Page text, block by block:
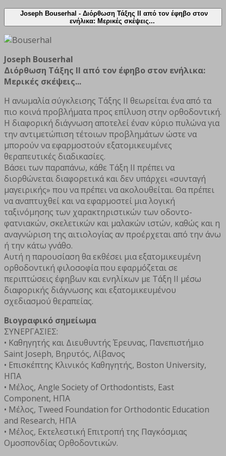
Joseph Bouserhal - Διόρθωση Τάξης ΙΙ από τον έφηβο στον
ενήλικα: Μερικές σκέψεις...
Joseph Bouserhal
Διόρθωση Τάξης ΙΙ από τον έφηβο στον ενήλικα:
Μερικές σκέψεις...
Η ανωμαλία σύγκλεισης Τάξης ΙΙ θεωρείται ένα από τα
πιο κοινά προβλήματα προς επίλυση στην ορθοδοντική.
Η διαφορική διάγνωση αποτελεί έναν κύριο πυλώνα για
την αντιμετώπιση τέτοιων προβλημάτων ώστε να
μπορούν να εφαρμoστούν εξατομικευμένες
θεραπευτικές διαδικασίες.
Βάσει των παραπάνω, κάθε Τάξη ΙΙ πρέπει να
διορθώνεται διαφορετικά και δεν υπάρχει «συνταγή
μαγειρικής» που να πρέπει να ακολουθείται. Θα πρέπει
να αναπτυχθεί και να εφαρμοστεί μια λογική
ταξινόμησης των χαρακτηριστικών των οδοντο-
φατνιακών, σκελετικών και μαλακών ιστών, καθώς και η
αναγνώριση της αιτιολογίας αν προέρχεται από την άνω
ή την κάτω γνάθο.
Αυτή η παρουσίαση θα εκθέσει μια εξατομικευμένη
ορθοδοντική φιλοσοφία που εφαρμόζεται σε
περιπτώσεις έφηβων και ενηλίκων με Τάξη ΙΙ μέσω
διαφορικής διάγνωσης και εξατομικευμένου
σχεδιασμού θεραπείας.
Βιογραφικό σημείωμα
ΣΥΝΕΡΓΑΣΙΕΣ:
• Καθηγητής και Διευθυντής Έρευνας, Πανεπιστήμιο
Saint Joseph, Βηρυτός, Λίβανος
• Επισκέπτης Κλινικός Καθηγητής, Boston University,
ΗΠΑ
• Μέλος, Angle Society of Orthodontists, East
Component, ΗΠΑ
• Μέλος, Tweed Foundation for Orthodontic Education
and Research, ΗΠΑ
• Μέλος, Εκτελεστική Επιτροπή της Παγκόσμιας
Ομοσπονδίας Ορθοδοντικών.